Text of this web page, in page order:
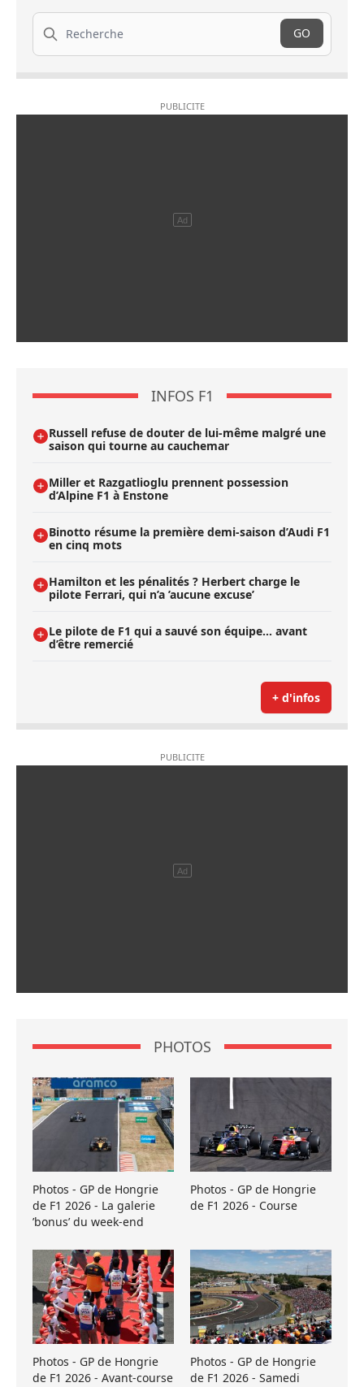
Recherche
GO
INFOS F1
Russell refuse de douter de lui-même malgré une
saison qui tourne au cauchemar
Miller et Razgatlioglu prennent possession
d’Alpine F1 à Enstone
Binotto résume la première demi-saison d’Audi F1
en cinq mots
Hamilton et les pénalités ? Herbert charge le
pilote Ferrari, qui n’a ’aucune excuse’
Le pilote de F1 qui a sauvé son équipe… avant
d’être remercié
+ d'infos
PHOTOS
Photos - GP de Hongrie
de F1 2026 - La galerie
’bonus’ du week-end
Photos - GP de Hongrie
de F1 2026 - Course
Photos - GP de Hongrie
de F1 2026 - Avant-course
Photos - GP de Hongrie
de F1 2026 - Samedi